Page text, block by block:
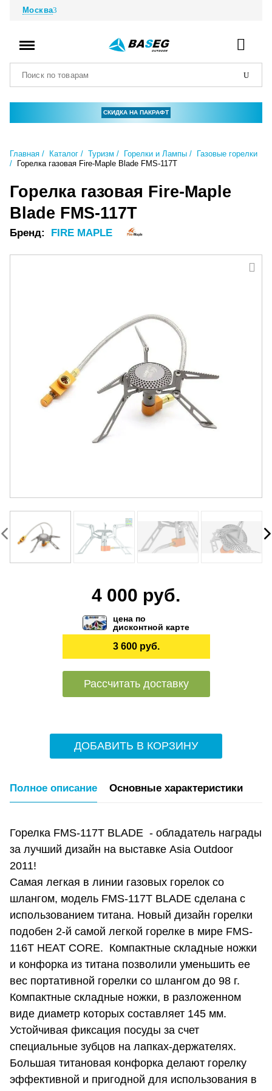
Москва
СКИДКА НА ПАКРАФТ
Главная Каталог Туризм Горелки и Лампы
Газовые горелки
Горелка газовая Fire-Maple Blade FMS-117T
Горелка газовая Fire-Maple
Blade FMS-117T
Бренд: FIRE MAPLE
4 000 руб.
цена по
дисконтной карте
3 600 руб.
Рассчитать доставку
ДОБАВИТЬ В КОРЗИНУ
Полное описание Основные характеристики
Горелка FMS-117T BLADE - обладатель награды
за лучший дизайн на выставке Asia Outdoor
2011!
Самая легкая в линии газовых горелок со
шлангом, модель FMS-117T BLADE сделана с
использованием титана. Новый дизайн горелки
подобен 2-й самой легкой горелке в мире FMS-
116T HEAT CORE. Компактные складные ножки
и конфорка из титана позволили уменьшить ее
вес портативной горелки со шлангом до 98 г.
Компактные складные ножки, в разложенном
виде диаметр которых составляет 145 мм.
Устойчивая фиксация посуды за счет
специальные зубцов на лапках-держателях.
Большая титановая конфорка делают горелку
эффективной и пригодной для использования в